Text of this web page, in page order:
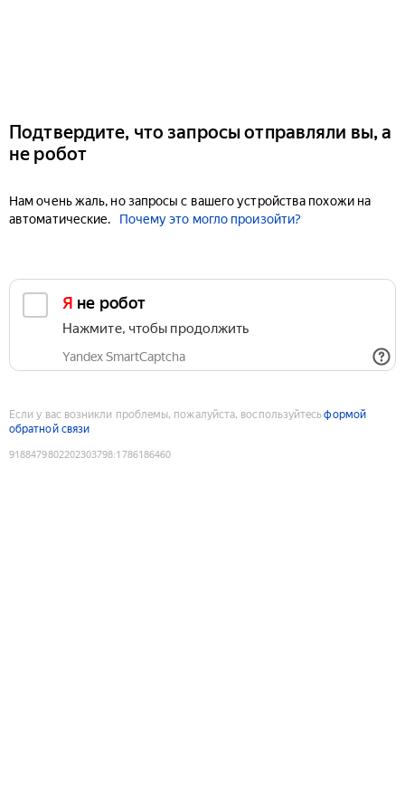
Подтвердите, что запросы отправляли вы, а
не робот
Нам очень жаль, но запросы с вашего устройства похожи на
автоматические.
Почему это могло произойти?
Я не робот
Нажмите, чтобы продолжить
Yandex SmartCaptcha
Если у вас возникли проблемы, пожалуйста, воспользуйтесьформой
обратной связи
9188479802202303798:1786186460